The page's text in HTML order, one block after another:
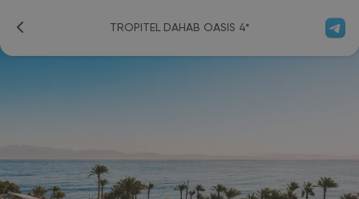
TROPITEL DAHAB OASIS 4*